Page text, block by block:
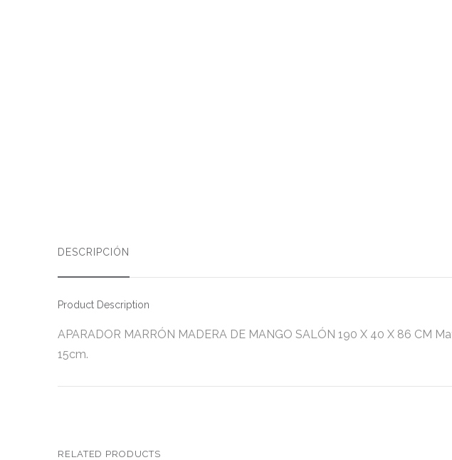
DESCRIPCIÓN
Product Description
APARADOR MARRÓN MADERA DE MANGO SALÓN 190 X 40 X 86 CM
15cm.
RELATED PRODUCTS